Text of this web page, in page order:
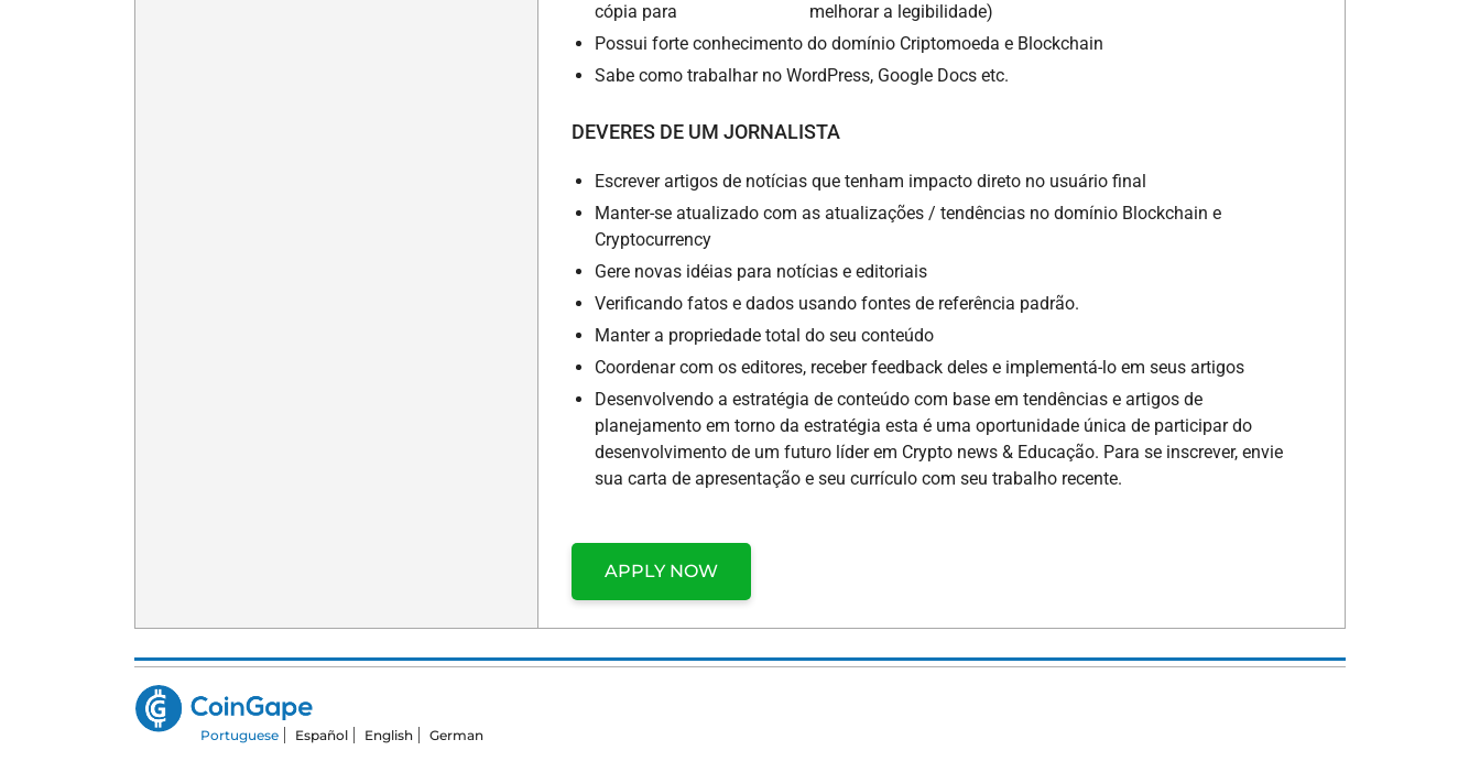
cópia para melhorar a legibilidade)
Possui forte conhecimento do domínio Criptomoeda e Blockchain
Sabe como trabalhar no WordPress, Google Docs etc.
DEVERES DE UM JORNALISTA
Escrever artigos de notícias que tenham impacto direto no usuário final
Manter-se atualizado com as atualizações / tendências no domínio Blockchain e
Cryptocurrency
Gere novas idéias para notícias e editoriais
Verificando fatos e dados usando fontes de referência padrão.
Manter a propriedade total do seu conteúdo
Coordenar com os editores, receber feedback deles e implementá-lo em seus artigos
Desenvolvendo a estratégia de conteúdo com base em tendências e artigos de
planejamento em torno da estratégia esta é uma oportunidade única de participar do
desenvolvimento de um futuro líder em Crypto news & Educação. Para se inscrever, envie
sua carta de apresentação e seu currículo com seu trabalho recente.
APPLY NOW
Portuguese Español English German